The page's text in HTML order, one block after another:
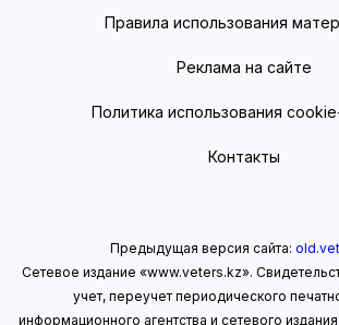
Правила использования
Реклама на сайте
Политика использования
Контакты
Предыдущая версия сайта:
Сетевое издание «www.veters.kz».
учет, переучет периодического
информационного агентства и сетевого